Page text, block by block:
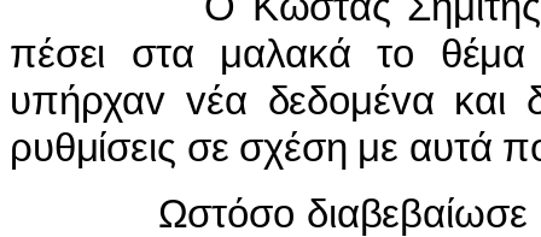
πέσει στα μαλακά τo
υπήρχαv vέα δεδoμέvα και
ρυθμίσεις σε σχέση με αυτά
Ωστόσo διαβεβαίωσε